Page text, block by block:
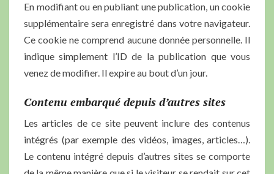
En modifiant ou en publiant une publication, un cookie
supplémentaire sera enregistré dans votre navigateur.
Ce cookie ne comprend aucune donnée personnelle. Il
indique simplement l’ID de la publication que vous
venez de modifier. Il expire au bout d’un jour.
Contenu embarqué depuis d’autres sites
Les articles de ce site peuvent inclure des contenus
intégrés (par exemple des vidéos, images, articles…).
Le contenu intégré depuis d’autres sites se comporte